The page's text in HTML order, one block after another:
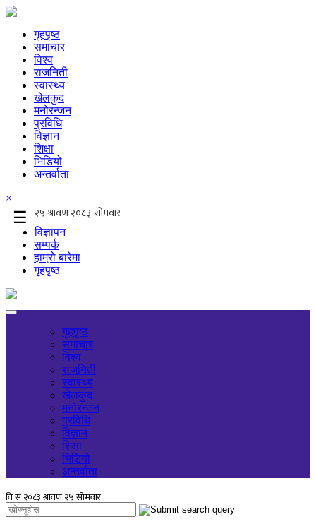
गृहपृष्ठ
समाचार
विश्व
राजनिती
स्वास्थ्य
खेलकुद
मनोरन्जन
प्रविधि
विज्ञान
शिक्षा
भिडियो
अन्तर्वाता
×
☰
विज्ञापन
सम्पर्क
हाम्रो बारेमा
गृहपृष्ठ
गृहपृष्ठ
समाचार
विश्व
राजनिती
स्वास्थ्य
खेलकुद
मनोरन्जन
प्रविधि
विज्ञान
शिक्षा
भिडियो
अन्तर्वाता